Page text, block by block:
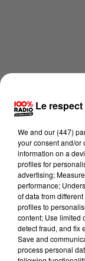
Lecture
Le
We and our (447)
your consent and/or
information on a
profiles for
advertising;
performance;
of data from
profiles to
content; Use limited
detect fraud, and fix
Save and
process personal